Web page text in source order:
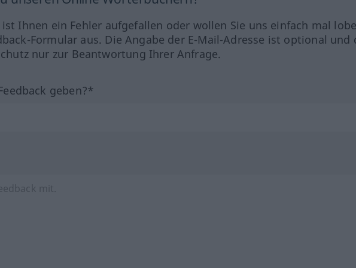
Ihnen ein Fehler aufgefallen oder wollen Sie uns einfach mal
Formular aus. Die Angabe der E-Mail-Adresse ist optional und
nur zur Beantwortung Ihrer Anfrage.
geben?*